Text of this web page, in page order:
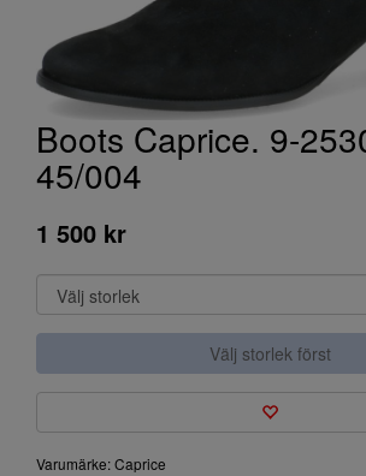
Boots Caprice. 9-
45/004
1 500 kr
Välj storlek först
Varumärke: Caprice